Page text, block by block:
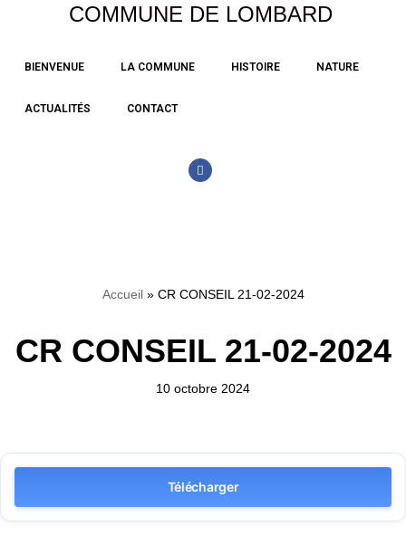
au
COMMUNE DE LOMBARD
BIENVENUE LA COMMUNE HISTOIRE NATURE
ACTUALITÉS CONTACT
Accueil» CR CONSEIL 21-02-2024
CR CONSEIL 21-02-2024
10 octobre 2024
Télécharger